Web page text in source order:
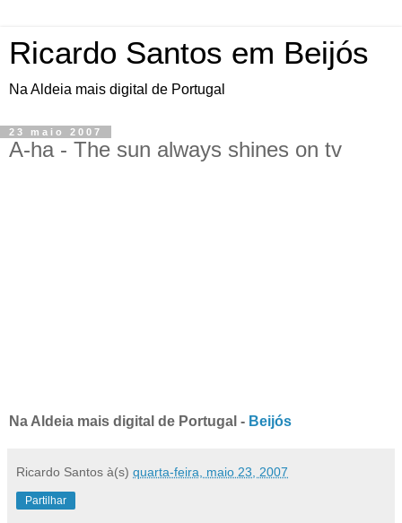
Ricardo Santos em Beijós
Na Aldeia mais digital de Portugal
23 maio 2007
A-ha - The sun always shines on tv
Na Aldeia mais digital de Portugal - Beijós
Ricardo Santos à(s) quarta-feira, maio 23, 2007
Partilhar